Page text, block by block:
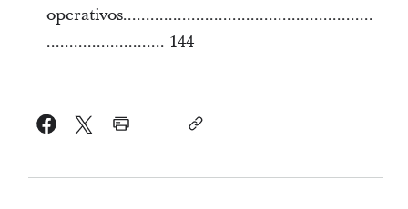
operativos.......................................................
.......................... 144